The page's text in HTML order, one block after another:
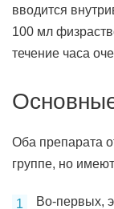
вводится
100 мл
течение часа
Оба препарата
группе, но
Во-первых,